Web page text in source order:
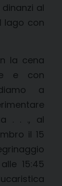
al
lago con
la cena
e con
a
. . ., al
il 15
15:45